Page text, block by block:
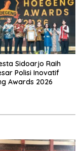
Sidoarjo Raih
Polisi Inovatif
Awards 2026